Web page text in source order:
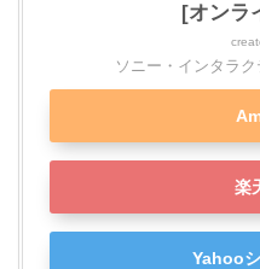
[オンラ
ソニー・インタラ
楽
Yahoo